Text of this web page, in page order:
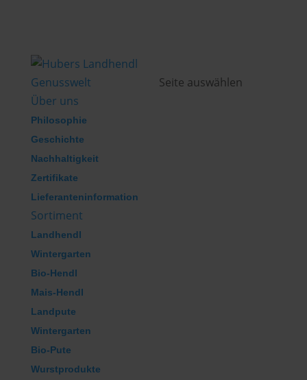
Genusswelt
Über uns
Philosophie
Geschichte
Nachhaltigkeit
Zertifikate
Lieferanteninformation
Sortiment
Landhendl
Wintergarten
Bio-Hendl
Mais-Hendl
Landpute
Wintergarten
Bio-Pute
Wurstprodukte
Seite auswählen